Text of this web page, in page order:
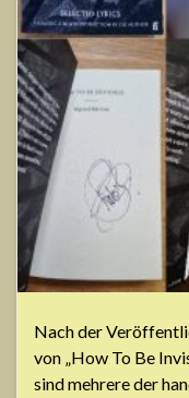
Nach der
von „How To Be
sind mehrere der